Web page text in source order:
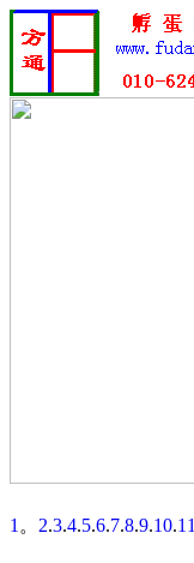
1 。 2.3.4.5.6.7.8.9.10.11